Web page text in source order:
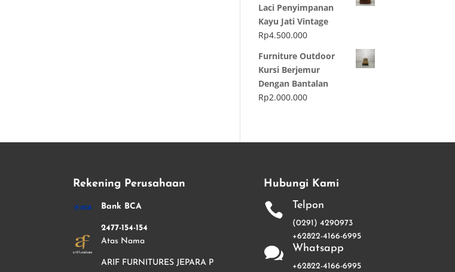
Laci Penyimpanan
Kayu Jati Vintage
Rp4.500.000
Furniture Outdoor
Kursi Berjemur
Dengan Bantalan
Rp2.000.000
Rekening Perusahaan
Bank BCA
2477-154-154
Atas Nama
ARIF FURNITURES JEPARA P
Hubungi Kami
 Telpon
(0291) 4290973
+62822-4166-6995
 Whatsapp
+62822-4166-6995